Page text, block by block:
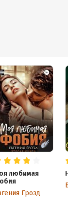
любимая
Грозд